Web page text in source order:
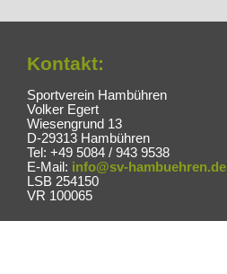
Kontakt:
Sportverein Hambühren
Volker Egert
Wiesengrund 13
D-29313 Hambühren
Tel: +49 5084 / 943 9538
E-Mail: info@sv-hambuehren.de
LSB 254150
VR 100065